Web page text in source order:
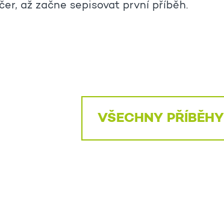
až začne sepisovat první příběh.
VŠECHNY PŘÍBĚHY